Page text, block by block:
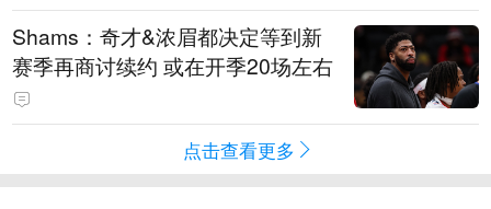
Shams：奇才&浓眉都决定等到新
赛季再商讨续约 或在开季20场左右
点击查看更多